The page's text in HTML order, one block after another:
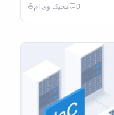
مجیک وی ام 0